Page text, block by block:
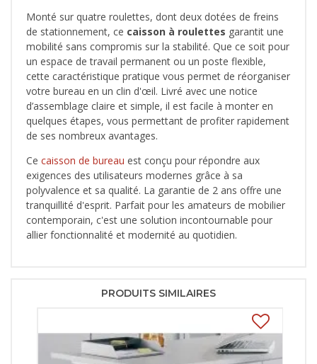
Monté sur quatre roulettes, dont deux dotées de freins
de stationnement, ce caisson à roulettes garantit une
mobilité sans compromis sur la stabilité. Que ce soit pour
un espace de travail permanent ou un poste flexible,
cette caractéristique pratique vous permet de réorganiser
votre bureau en un clin d'œil. Livré avec une notice
d’assemblage claire et simple, il est facile à monter en
quelques étapes, vous permettant de profiter rapidement
de ses nombreux avantages.
Ce caisson de bureau est conçu pour répondre aux
exigences des utilisateurs modernes grâce à sa
polyvalence et sa qualité. La garantie de 2 ans offre une
tranquillité d'esprit. Parfait pour les amateurs de mobilier
contemporain, c'est une solution incontournable pour
allier fonctionnalité et modernité au quotidien.
PRODUITS SIMILAIRES